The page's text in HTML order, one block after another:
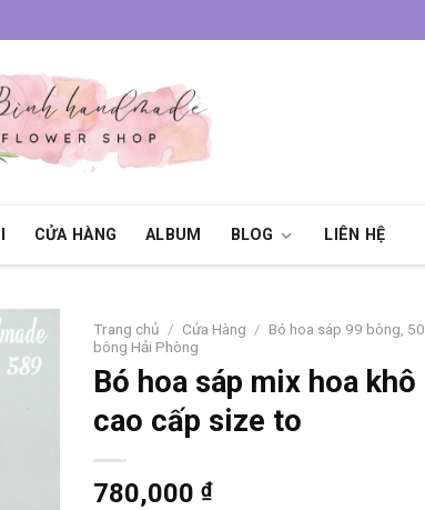
CỬA HÀNG ALBUM BLOG LIÊN HỆ
Trang chủ / Cửa Hàng / Bó hoa sáp 99 bông, 50
bông Hải Phòng
Bó hoa sáp mix hoa khô
cao cấp size to
780,000 ₫